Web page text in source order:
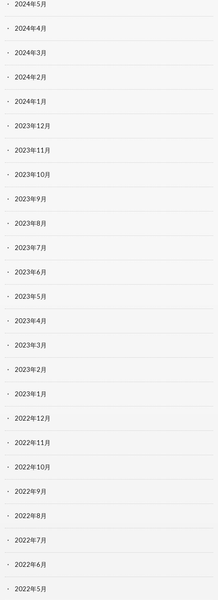
2024年5月
2024年4月
2024年3月
2024年2月
2024年1月
2023年12月
2023年11月
2023年10月
2023年9月
2023年8月
2023年7月
2023年6月
2023年5月
2023年4月
2023年3月
2023年2月
2023年1月
2022年12月
2022年11月
2022年10月
2022年9月
2022年8月
2022年7月
2022年6月
2022年5月